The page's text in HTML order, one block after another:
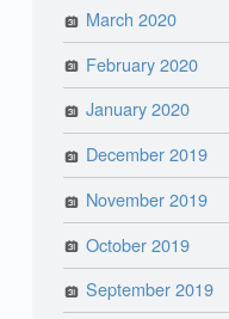
March 2020
February 2020
January 2020
December 2019
November 2019
October 2019
September 2019